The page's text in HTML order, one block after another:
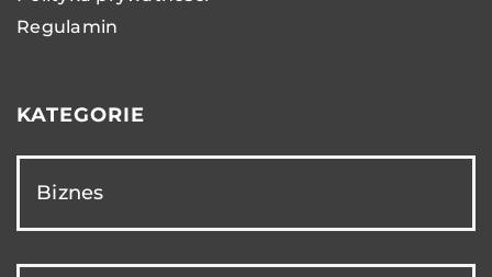
Regulamin
KATEGORIE
Biznes